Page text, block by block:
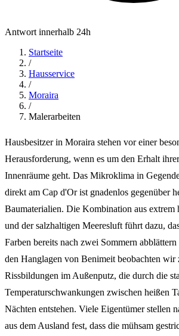
Antwort innerhalb 24h
Startseite
/
Hausservice
/
Moraira
/
Malerarbeiten
Hausbesitzer in Moraira stehen vor einer
Herausforderung, wenn es um den Erhalt
Innenräume geht. Das Mikroklima in
direkt am Cap d'Or ist gnadenlos gegenüber
Baumaterialien. Die Kombination aus extrem
und der salzhaltigen Meeresluft führt dazu,
Farben bereits nach zwei Sommern
den Hanglagen von Benimeit beobachten wir
Rissbildungen im Außenputz, die durch die
Temperaturschwankungen zwischen heißen
Nächten entstehen. Viele Eigentümer stellen
aus dem Ausland fest, dass die mühsam